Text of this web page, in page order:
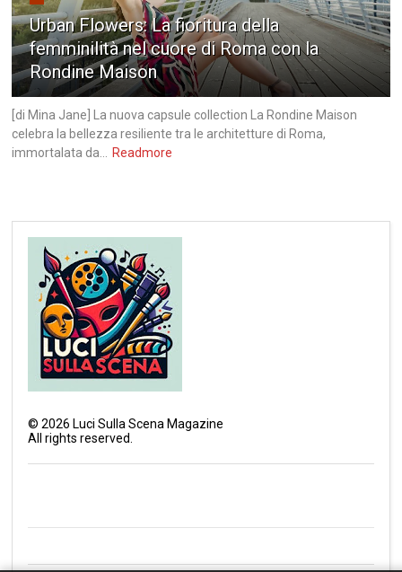
Urban Flowers: La fioritura della
femminilità nel cuore di Roma con la
Rondine Maison
[di Mina Jane] La nuova capsule collection La Rondine Maison
celebra la bellezza resiliente tra le architetture di Roma,
immortalata da...
Readmore
©2026 Luci Sulla Scena Magazine
All rights reserved.